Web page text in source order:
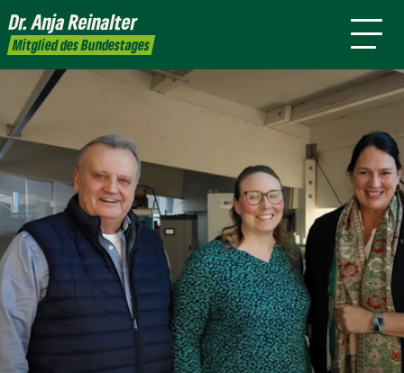
Dr. AnjaReinalter
Mitglied des Bundestages